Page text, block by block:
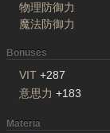
物理防御力
魔法防御力
Bonuses
VIT +287
意思力 +183
Materia